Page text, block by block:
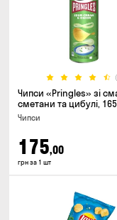
Чипси «Pringles» зі
сметани та цибулі,
Чипси
175,00
грн за 1 шт